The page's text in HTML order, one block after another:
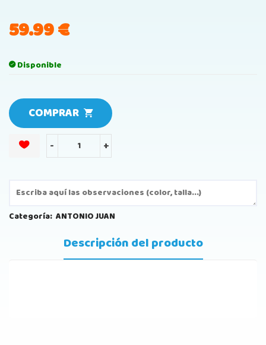
59.99€
Disponible
COMPRAR
- +
Categoría: ANTONIO JUAN
Descripción del producto